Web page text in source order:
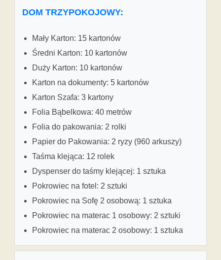
DOM TRZYPOKOJOWY:
Mały Karton: 15 kartonów
Średni Karton: 10 kartonów
Duży Karton: 10 kartonów
Karton na dokumenty: 5 kartonów
Karton Szafa: 3 kartony
Folia Bąbelkowa: 40 metrów
Folia do pakowania: 2 rolki
Papier do Pakowania: 2 ryzy (960 arkuszy)
Taśma klejąca: 12 rolek
Dyspenser do taśmy klejącej: 1 sztuka
Pokrowiec na fotel: 2 sztuki
Pokrowiec na Sofę 2 osobową: 1 sztuka
Pokrowiec na materac 1 osobowy: 2 sztuki
Pokrowiec na materac 2 osobowy: 1 sztuka